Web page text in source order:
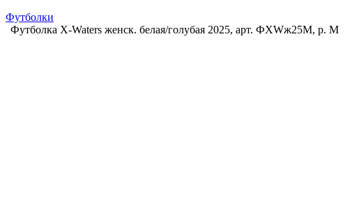
Футболки
Футболка X-Waters женск. белая/голубая 2025, арт. ФXWж25M, р. M